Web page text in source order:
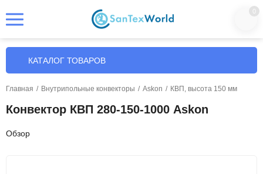
0
КАТАЛОГ ТОВАРОВ
Главная / Внутрипольные конвекторы / Askon / КВП, высота 150 мм
Конвектор КВП 280-150-1000 Askon
Обзор